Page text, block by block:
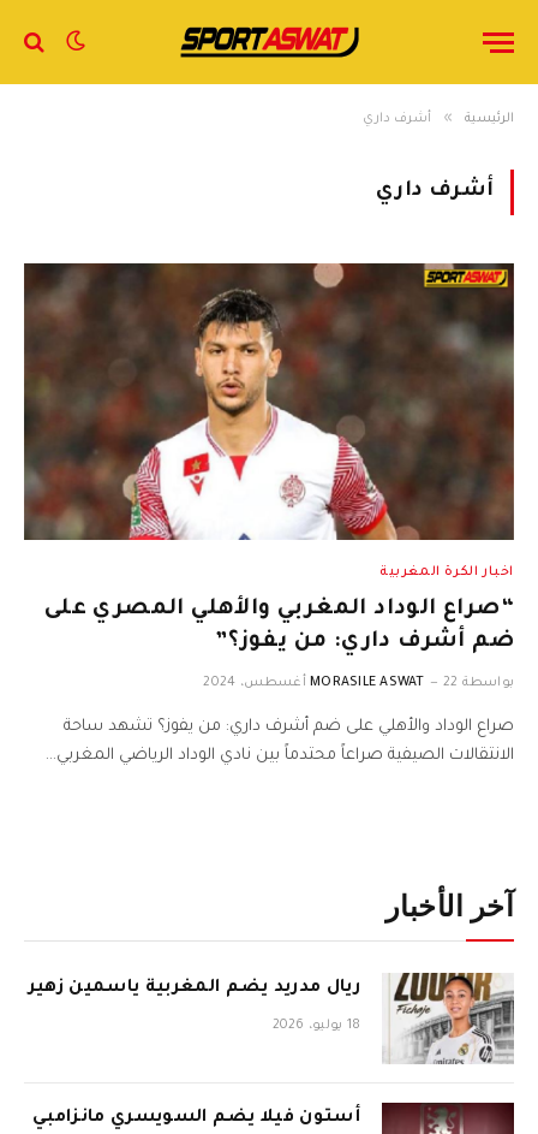
الرئيسية » أشرف داري
أشرف داري
اخبار الكرة المغربية
“صراع الوداد المغربي والأهلي المصري على
ضم أشرف داري: من يفوز؟”
بواسطة MORASILE ASWAT 22 أغسطس، 2024
صراع الوداد والأهلي على ضم أشرف داري: من يفوز؟ تشهد ساحة
الانتقالات الصيفية صراعاً محتدماً بين نادي الوداد الرياضي المغربي…
آخر الأخبار
ريال مدريد يضم المغربية ياسمين زهير
18 يوليو، 2026
أستون فيلا يضم السويسري مانزامبي